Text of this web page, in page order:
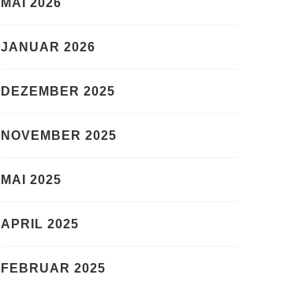
MAI 2026
JANUAR 2026
DEZEMBER 2025
NOVEMBER 2025
MAI 2025
APRIL 2025
FEBRUAR 2025